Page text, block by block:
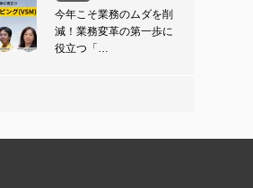
今年こそ業務のムダを削
減！業務変革の第一歩に
役立つ「…